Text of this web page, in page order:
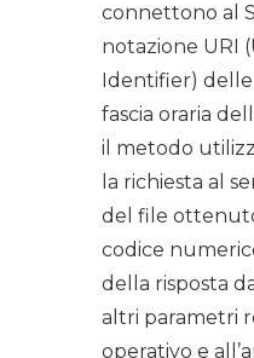
connettono al
notazione URI
Identifier) delle
fascia oraria
il metodo
la richiesta al
del file
codice
della risposta
altri parametri
operativo e